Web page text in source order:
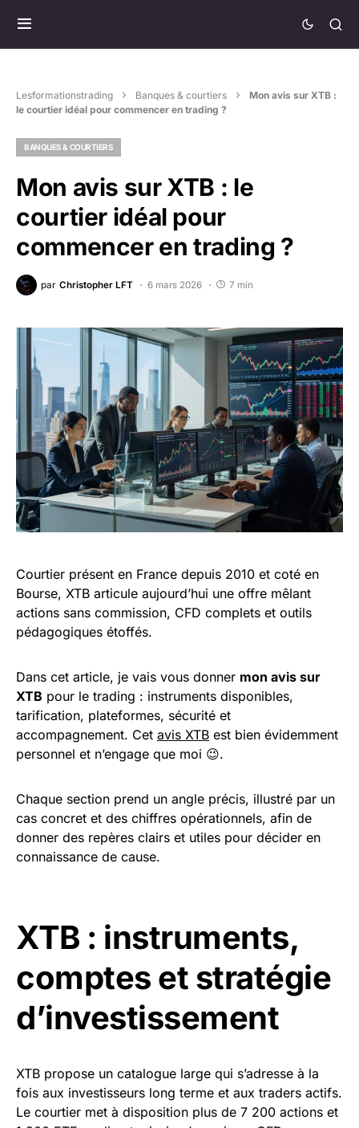
Lesformationstrading Banques & courtiers
Mon avis sur XTB :
le courtier idéal pour commencer en trading ?
BANQUES & COURTIERS
Mon avis sur XTB : le
courtier idéal pour
commencer en trading ?
par Christopher LFT 6 mars 2026 7 min
Courtier présent en France depuis 2010 et coté en
Bourse, XTB articule aujourd’hui une offre mêlant
actions sans commission, CFD complets et outils
pédagogiques étoffés.
Dans cet article, je vais vous donner mon avis sur
XTB pour le trading : instruments disponibles,
tarification, plateformes, sécurité et
accompagnement. Cet avis XTB est bien évidemment
personnel et n’engage que moi 😉.
Chaque section prend un angle précis, illustré par un
cas concret et des chiffres opérationnels, afin de
donner des repères clairs et utiles pour décider en
connaissance de cause.
XTB : instruments,
comptes et stratégie
d’investissement
XTB propose un catalogue large qui s’adresse à la
fois aux investisseurs long terme et aux traders actifs.
Le courtier met à disposition plus de 7 200 actions et